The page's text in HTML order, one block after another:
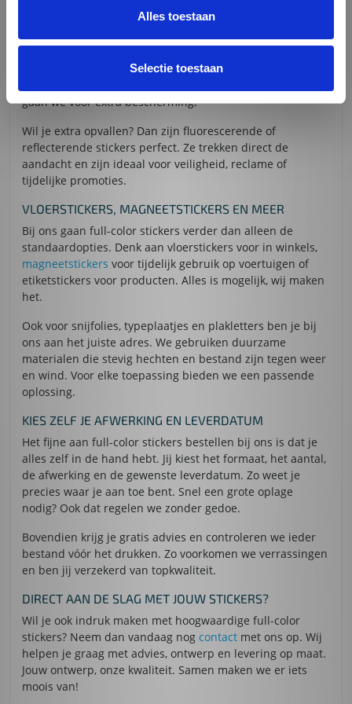
Alles toestaan
Selectie toestaan
kleuren niet vervagen. Voor tijdelijke acties kies je een
gaan we voor extra bescherming.
Wil je extra opvallen? Dan zijn fluorescerende of
reflecterende stickers perfect. Ze trekken direct de
aandacht en zijn ideaal voor veiligheid, reclame of
tijdelijke promoties.
VLOERSTICKERS, MAGNEETSTICKERS EN MEER
Bij ons gaan full-color stickers verder dan alleen de
standaardopties. Denk aan vloerstickers voor in winkels,
magneetstickers voor tijdelijk gebruik op voertuigen of
etiketstickers voor producten. Alles is mogelijk, wij maken
het.
Ook voor snijfolies, typeplaatjes en plakletters ben je bij
ons aan het juiste adres. We gebruiken duurzame
materialen die stevig hechten en bestand zijn tegen weer
en wind. Voor elke toepassing bieden we een passende
oplossing.
KIES ZELF JE AFWERKING EN LEVERDATUM
Het fijne aan full-color stickers bestellen bij ons is dat je
alles zelf in de hand hebt. Jij kiest het formaat, het aantal,
de afwerking en de gewenste leverdatum. Zo weet je
precies waar je aan toe bent. Snel een grote oplage
nodig? Ook dat regelen we zonder gedoe.
Bovendien krijg je gratis advies en controleren we ieder
bestand vóór het drukken. Zo voorkomen we verrassingen
en ben jij verzekerd van topkwaliteit.
DIRECT AAN DE SLAG MET JOUW STICKERS?
Wil je ook indruk maken met hoogwaardige full-color
stickers? Neem dan vandaag nog contact met ons op. Wij
helpen je graag met advies, ontwerp en levering op maat.
Jouw ontwerp, onze kwaliteit. Samen maken we er iets
moois van!